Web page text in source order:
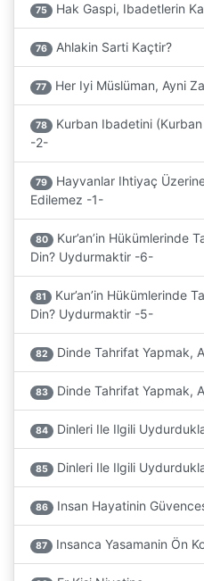
75 Hak Gaspi, Ibadetlerin
76 Ahlakin Sarti Kaçtir?
77 Her Iyi Müslüman, Ayni
78
Kurban Ibadetini
-2-
79
Hayvanlar Ihtiyaç
Edilemez -1-
80
Kur’an’in Hükümlerinde
Din? Uydurmaktir -6-
81
Kur’an’in Hükümlerinde
Din? Uydurmaktir -5-
82 Dinde Tahrifat Yapmak,
83 Dinde Tahrifat Yapmak,
84 Dinleri Ile Ilgili
85 Dinleri Ile Ilgili
86 Insan Hayatinin
87 Insanca Yasamanin Ön